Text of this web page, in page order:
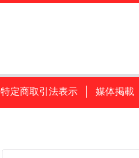
特定商取引法表示 媒体掲載